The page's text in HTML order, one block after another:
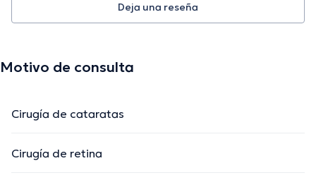
Deja una reseña
Motivo de consulta
Cirugía de cataratas
Cirugía de retina